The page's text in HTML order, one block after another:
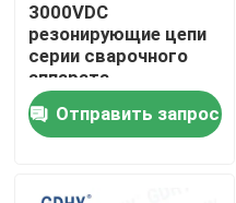
Путешествие фабрики
Проверка качества
Свяжитесь мы
3000VDC
резонирующие цепи
серии сварочного
аппарата
конденсатора 5%
0.3UF P52.5
Отправить запрос